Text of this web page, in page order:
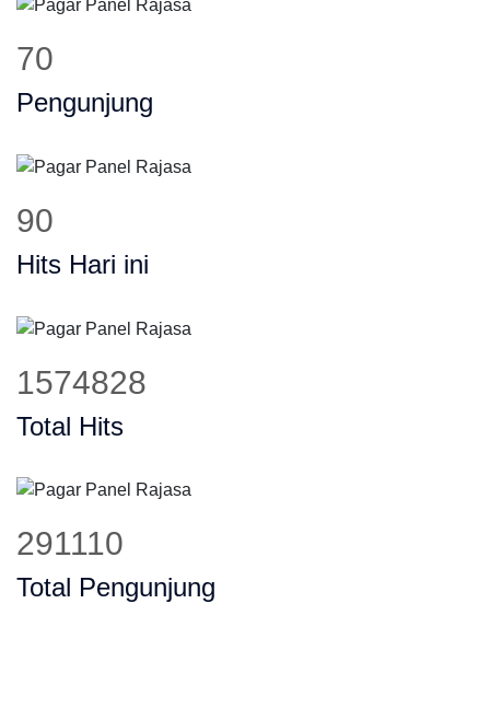
88
Pengunjung
115
Hits Hari ini
2002198
Total Hits
370111
Total Pengunjung